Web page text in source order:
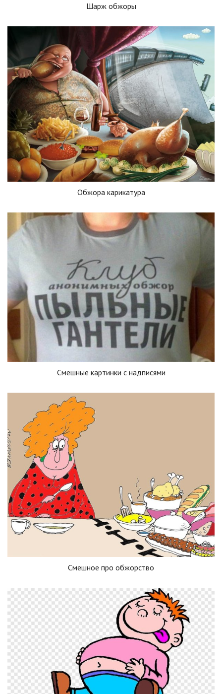
Шарж обжоры
Обжора карикатура
Смешные картинки с надписями
Смешное про обжорство